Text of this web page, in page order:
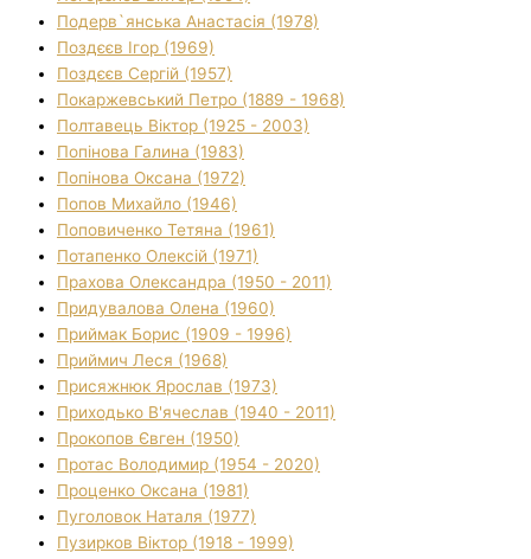
Подерв`янська Анастасія (1978)
Поздєєв Ігор (1969)
Поздєєв Сергій (1957)
Покаржевський Петро (1889 - 1968)
Полтавець Віктор (1925 - 2003)
Попінова Галина (1983)
Попінова Оксана (1972)
Попов Михайло (1946)
Поповиченко Тетяна (1961)
Потапенко Олексій (1971)
Прахова Олександра (1950 - 2011)
Придувалова Олена (1960)
Приймак Борис (1909 - 1996)
Приймич Леся (1968)
Присяжнюк Ярослав (1973)
Приходько В'ячеслав (1940 - 2011)
Прокопов Євген (1950)
Протас Володимир (1954 - 2020)
Проценко Оксана (1981)
Пуголовок Наталя (1977)
Пузирков Віктор (1918 - 1999)